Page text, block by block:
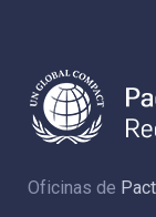
Oficinas de